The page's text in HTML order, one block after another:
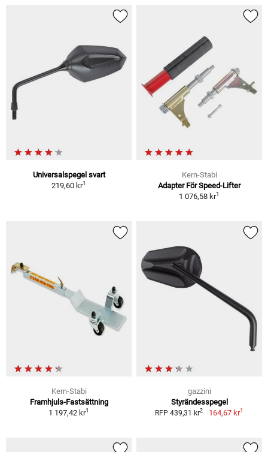
Universalspegel svart
219,60 kr1
Kern-Stabi
Adapter För Speed-Lifter
1 076,58 kr1
Kern-Stabi
Framhjuls-Fastsättning
1 197,42 kr1
gazzini
Styrändesspegel
RFP 439,31 kr2 164,67 kr1